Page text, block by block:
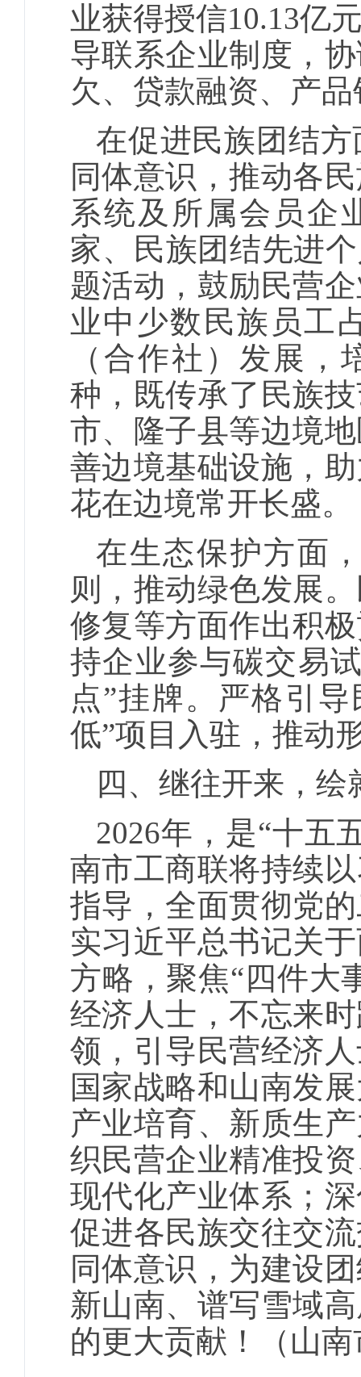
业获得授信10.13亿
导联系企业制度，
欠、贷款融资、产
在促进民族团结
同体意识，推动各
系统及所属会员企
家、民族团结先进
题活动，鼓励民营
业中少数民族员工
（合作社）发展
种，既传承了民族
市、隆子县等边境
善边境基础设施，
花在边境常开长盛。
在生态保护方面
则，推动绿色发展
修复等方面作出积
持企业参与碳交易
点”挂牌。严格引
低”项目入驻，推动
四、继往开来，
2026年，是“十五
南市工商联将持续
指导，全面贯彻党
实习近平总书记关
方略，聚焦“四件大
经济人士，不忘来
领，引导民营经济
国家战略和山南发
产业培育、新质生
织民营企业精准投
现代化产业体系；
促进各民族交往交
同体意识，为建设
新山南、谱写雪域
的更大贡献！（山